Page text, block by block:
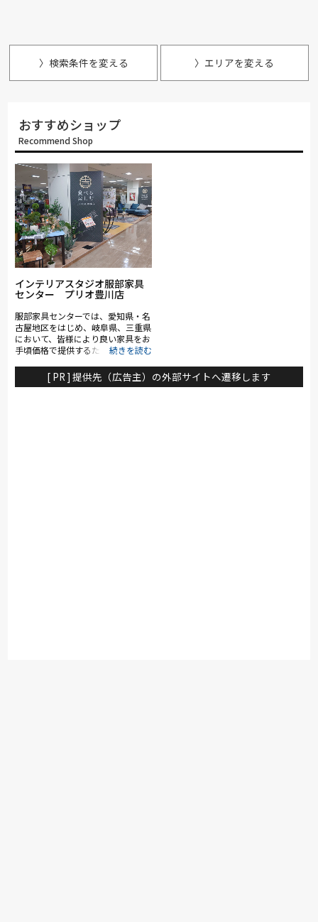
〉検索条件を変える 〉エリアを変える
おすすめショップ
Recommend Shop
インテリアスタジオ服部家具
センター プリオ豊川店
服部家具センターでは、愛知県・名
古屋地区をはじめ、岐阜県、三重県
において、皆様により良い家具をお
手頃価格で提供するため、メーカー
など、お値打ち価格でご提供する努
力を続けています。 海外直輸入の
[ PR ] 提供先（広告主）の外部サイトへ遷移します